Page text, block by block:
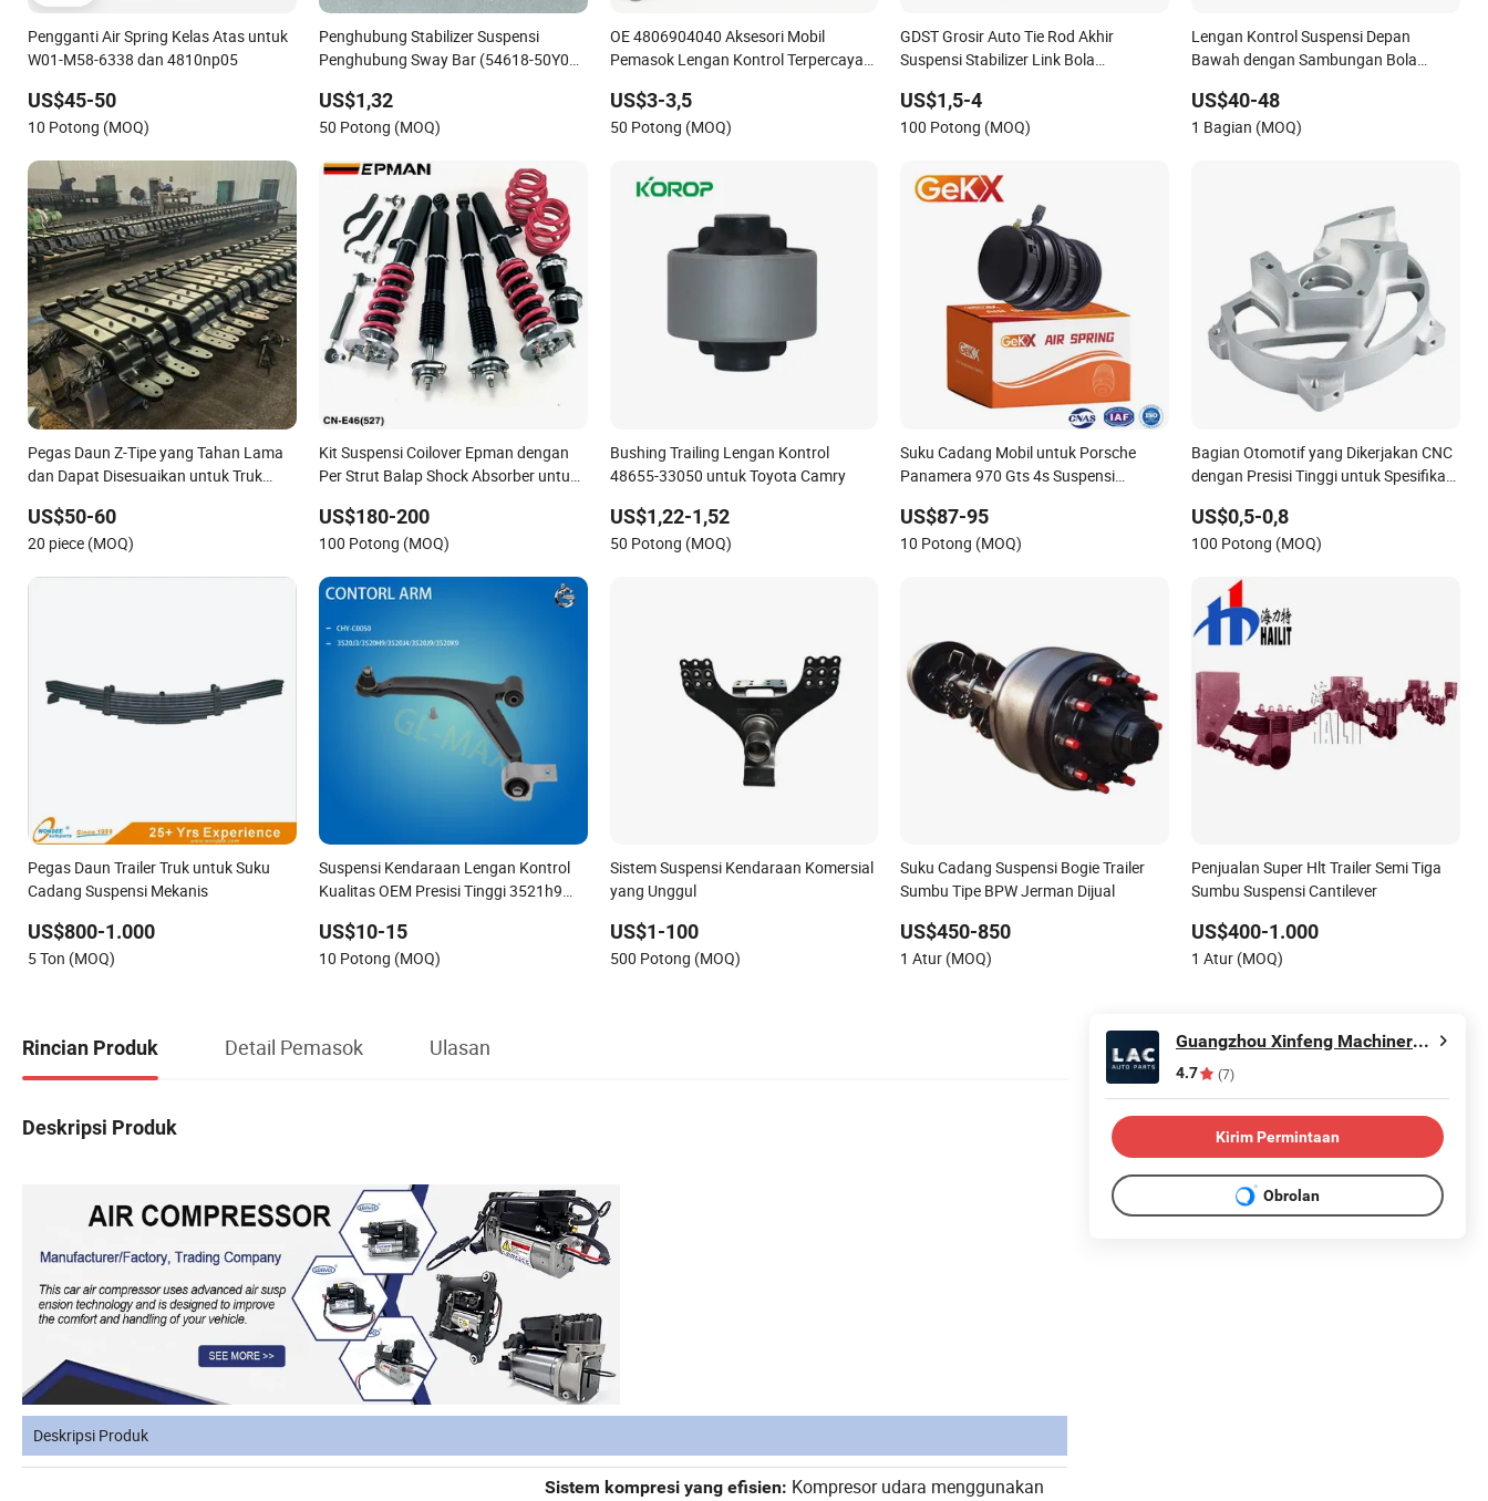
Pengganti Air Spring Kelas Atas untuk
W01-M58-6338 dan 4810np05
US$45-50
10 Potong (MOQ)
Penghubung Stabilizer Suspensi
Penghubung Sway Bar (54618-50Y00)
Camry
US$1,32
50 Potong (MOQ)
OE 4806904040 Aksesori Mobil
Pemasok Lengan Kontrol Terpercaya
US$3-3,5
50 Potong (MOQ)
GDST Grosir Auto Tie Rod Akhir
Suspensi Stabilizer Link Bola
Hyundai KIA Nissan Mazda Mitsubishi
US$1,5-4
100 Potong (MOQ)
Lengan Kontrol Suspensi Depan
Bawah dengan Sambungan Bola
US$40-48
1 Bagian (MOQ)
Pegas Daun Z-Tipe yang Tahan Lama
dan Dapat Disesuaikan untuk Truk
US$50-60
20 piece (MOQ)
Kit Suspensi Coilover Epman dengan
Per Strut Balap Shock Absorber untuk
E46 (527)
US$180-200
100 Potong (MOQ)
Bushing Trailing Lengan Kontrol
48655-33050 untuk Toyota Camry
US$1,22-1,52
50 Potong (MOQ)
Suku Cadang Mobil untuk Porsche
Panamera 970 Gts 4s Suspensi
US$87-95
10 Potong (MOQ)
Bagian Otomotif yang Dikerjakan CNC
dengan Presisi Tinggi untuk Spesifikasi
US$0,5-0,8
100 Potong (MOQ)
Pegas Daun Trailer Truk untuk Suku
Cadang Suspensi Mekanis
US$800-1.000
5 Ton (MOQ)
Suspensi Kendaraan Lengan Kontrol
Kualitas OEM Presisi Tinggi 3521h9
US$10-15
10 Potong (MOQ)
Sistem Suspensi Kendaraan Komersial
yang Unggul
US$1-100
500 Potong (MOQ)
Suku Cadang Suspensi Bogie Trailer
Sumbu Tipe BPW Jerman Dijual
US$450-850
1 Atur (MOQ)
Penjualan Super Hlt Trailer Semi Tiga
Sumbu Suspensi Cantilever
US$400-1.000
1 Atur (MOQ)
Rincian Produk Detail Pemasok Ulasan
Deskripsi Produk
Deskripsi Produk
Sistem kompresi yang efisien: Kompresor udara menggunakan
Guangzhou Xinfeng Machinery Trade Co., Ltd.
4.7 (7)
Kirim Permintaan
Obrolan